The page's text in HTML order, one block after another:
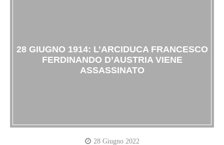
28 GIUGNO 1914: L’ARCIDUCA FRANCESCO
FERDINANDO D’AUSTRIA VIENE
ASSASSINATO
28 Giugno 2022